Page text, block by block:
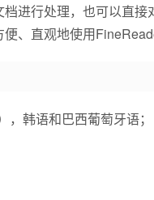
进行处理，也可以直
、直观地使用
韩语和巴西葡萄牙语；